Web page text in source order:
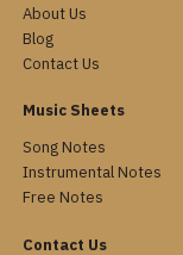
About Us
Blog
Contact Us
Music Sheets
Song Notes
Instrumental Notes
Free Notes
Contact Us